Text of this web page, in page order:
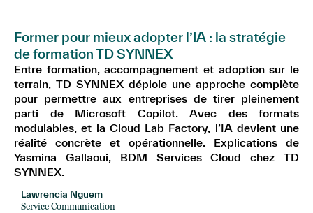
Former pour mieux adopter l’IA : la stratégie
de formation TD SYNNEX
Entre formation, accompagnement et adoption sur le
terrain, TD SYNNEX déploie une approche complète
pour permettre aux entreprises de tirer pleinement
parti de Microsoft Copilot. Avec des formats
modulables, et la Cloud Lab Factory, l’IA devient une
réalité concrète et opérationnelle. Explications de
Yasmina Gallaoui, BDM Services Cloud chez TD
SYNNEX.
Lawrencia Nguem
Service Communication